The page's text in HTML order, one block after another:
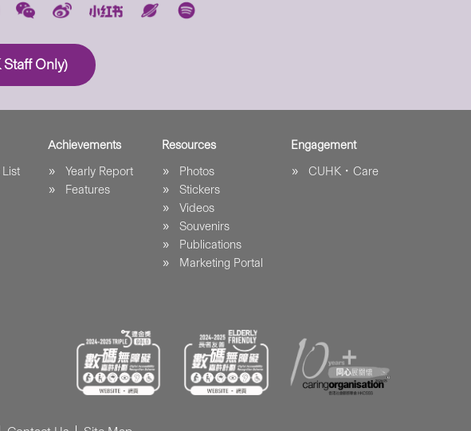
Only)
Achievements
Yearly Report
Features
Resources
Photos
Stickers
Videos
Souvenirs
Publications
Marketing Portal
Engagement
CUHK．Care